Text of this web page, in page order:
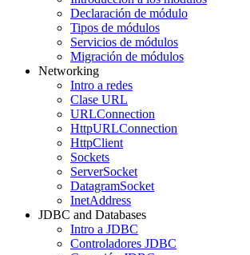
Declaración de módulo
Tipos de módulos
Servicios de módulos
Migración de módulos
Networking
Intro a redes
Clase URL
URLConnection
HttpURLConnection
HttpClient
Sockets
ServerSocket
DatagramSocket
InetAddress
JDBC and Databases
Intro a JDBC
Controladores JDBC